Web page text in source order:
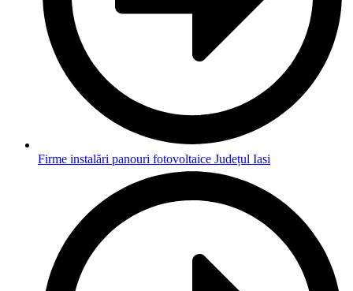
Firme instalări panouri fotovoltaice Județul Iasi